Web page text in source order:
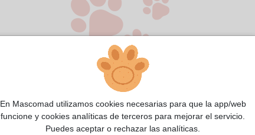
En Mascomad utilizamos cookies necesarias para que la app/web
funcione y cookies analíticas de terceros para mejorar el servicio.
Puedes aceptar o rechazar las analíticas.